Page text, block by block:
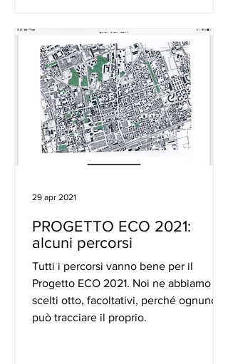
PROGETTO ECO 2021:
alcuni percorsi
Tutti i percorsi vanno bene per il
Progetto ECO 2021. Noi ne abbiamo
scelti otto, facoltativi, perché ognuno
può tracciare il proprio.
29 apr 2021